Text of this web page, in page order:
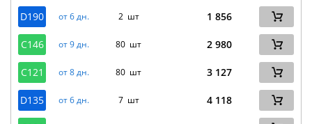
D190 от 6 дн. 2 шт 1 856
C146 от 9 дн. 80 шт 2 980
C121 от 8 дн. 80 шт 3 127
D135 от 6 дн. 7 шт 4 118